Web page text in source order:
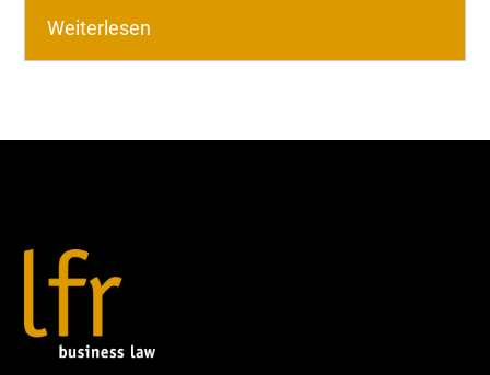
Weiterlesen